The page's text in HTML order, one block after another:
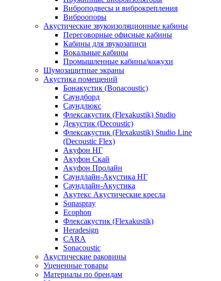
Виброподвесы и виброкрепления
Виброопоры
Акустические звукоизоляционные кабины
Переговорные офисные кабины
Кабины для звукозаписи
Вокальные кабины
Промышленные кабины/кожухи
Шумозащитные экраны
Акустика помещений
Бонакустик (Bonacoustic)
Саундборд
Саундлюкс
Флексакустик (Flexakustik) Studio
Декустик (Decoustic)
Флексакустик (Flexakustik) Studio Line
(Decoustic Flex)
Акуфон НГ
Акуфон Скай
Акуфон Пролайн
Саундлайн-Акустика НГ
Саундлайн-Акустика
Акутекс Акустические кресла
Sonaspray
Ecophon
Флексакустик (Flexakustik)
Heradesign
CARA
Sonacoustic
Акустические раковины
Уцененные товары
Материалы по брендам